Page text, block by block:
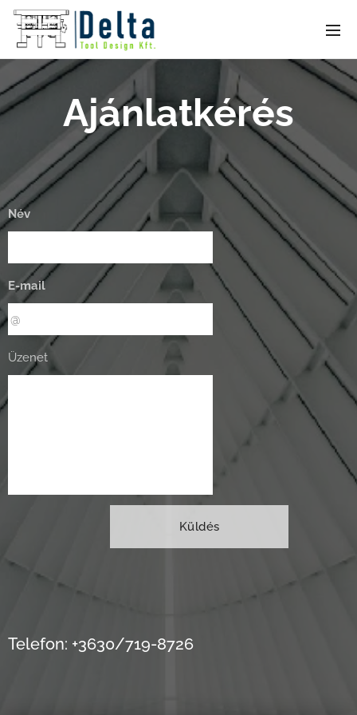
Ajánlatkérés
Név
E-mail
Üzenet
Küldés
Telefon: +3630/719-8726